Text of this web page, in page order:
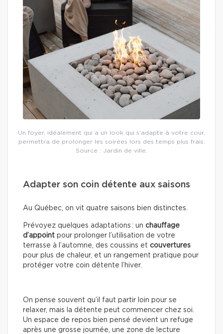
Un foyer, idéalement qui a un look qui s’adapte à votre cour,
permettra de prolonger les soirées lors des temps plus frais.
Source : Jardin de ville.
Adapter son coin détente aux saisons
Au Québec, on vit quatre saisons bien distinctes.
Prévoyez quelques adaptations : un chauffage
d’appoint pour prolonger l’utilisation de votre
terrasse à l’automne, des coussins et couvertures
pour plus de chaleur, et un rangement pratique pour
protéger votre coin détente l’hiver.
On pense souvent qu’il faut partir loin pour se
relaxer, mais la détente peut commencer chez soi.
Un espace de repos bien pensé devient un refuge
après une grosse journée, une zone de lecture